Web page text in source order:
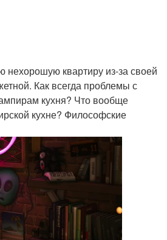
нехорошую квартиру из-за своей
Как всегда проблемы с
кухня? Что вообще
кухне? Философские